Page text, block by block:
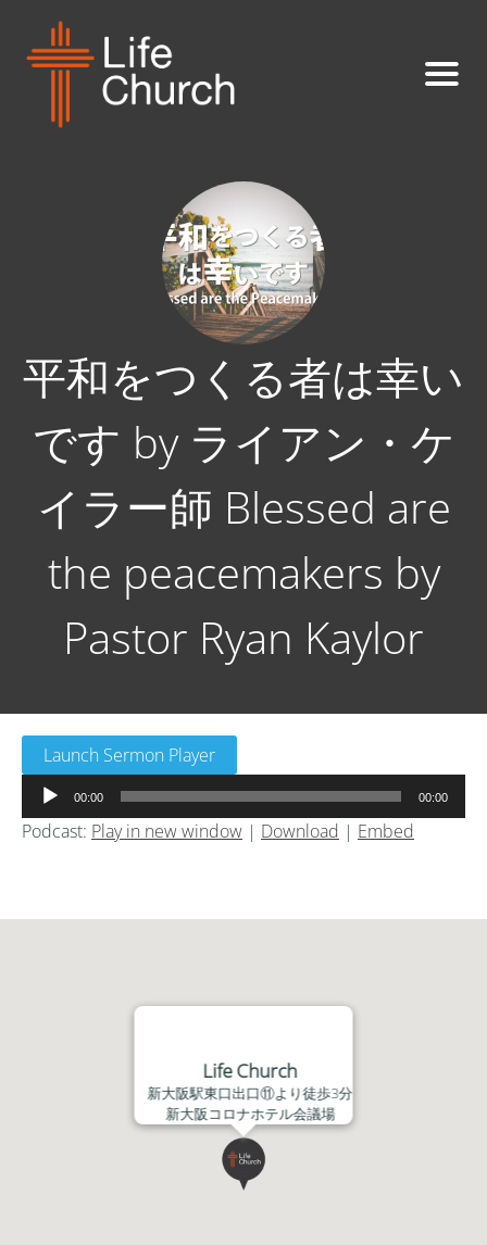
平和をつくる者は幸い
です by ライアン・ケ
イラー師 Blessed are
the peacemakers by
Pastor Ryan Kaylor
Launch Sermon Player
声
プ
ヤ
00:00 00:00
Podcast: Play in new window | Download | Embed
Life Church
新大阪駅東口出口⑪より徒歩3分
新大阪コロナホテル会議場